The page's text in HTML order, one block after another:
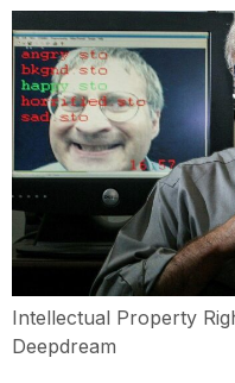
Intellectual Property
Deepdream